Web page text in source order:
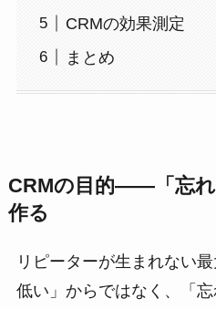
CRMの効果測定
まとめ
CRMの目的——「忘
作る
リピーターが生まれない
低い」からではなく、「